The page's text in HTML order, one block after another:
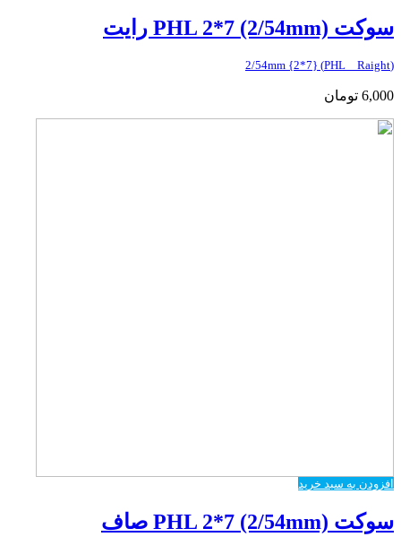
سوکت PHL 2*7 (2/54mm) رایت
(PHL _ Raight) {2*7} 2/54mm
6,000 تومان
افزودن به سبد خرید
سوکت PHL 2*7 (2/54mm) صاف